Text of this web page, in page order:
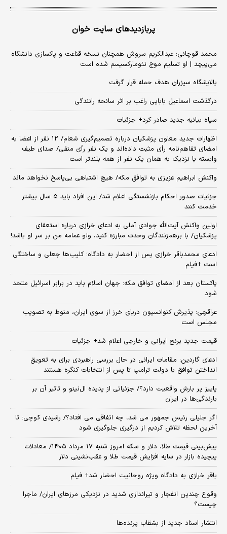
پربازدیدهای سایت خوان
محمد قوچانی: عبدالکریم سروش همچنان نسخه قناعت و پاکسازی دانشگاه
می‌پیچد | او تسلیم موج نئومارکسیسم شده است
پالایشگاه سیزران هدف حمله قرار گرفت
درگذشت اسماعیل بابایی راغب بر اثر سانحه رانندگی
سپاه بیانیه جدید صادر کرد+ جزئیات
اظهارات جدید معاون پزشکیان درباره تصمیم‌گیری شعام/ ۱۲ نفر از اعضا به
امضای تفاهم‌نامه رأی مثبت داده‌اند و یک نفر رأی منفی/ صدای طیف
وابسته یا نزدیک به همان یک نفر از همه بلندتر است
واکنش ابراهیم عزیزی به توافق مکه/ هیچ اشتباهی بی‌پاسخ نخواهد ماند
جزئیات صدور احکام بازنشستگی اعلام شد/ این افراد باید ۵ سال بیشتر
خدمت کنند
اولین واکنش آیت‌الله جوادی آملی به ادعای خرازی درباره استعفای
پزشکیان/ با برهم‌زنندگان وحدت مبارزه کنید، ولو عمامه من بر سر او باشد!
ادعای محمدباقر خرازی پس از احضار به دادگاه؛ کلیپ‌ها جعلی و ساختگی
است +فیلم
پاکستان بعد از امضای توافق مکه: جهان اسلام باید در برابر اسرائیل متحد
شود
عراقچی: پذیرش کنوانسیون دریای خرز از سوی ایران، منوط به تصویب
مجلس است
قیمت جدید برنج ایرانی و خارجی اعلام شد+ جزئیات
ادعای گاردین: مقامات ایرانی در حال بررسی راهبردی برای به تعویق
انداختن توافق با دولت ترامپ تا پس از انتخابات کنگره هستند
پاییز پر بارش واقعیت دارد؟/ جزئیاتی از پدیده ال‌نینو و تاثیر آن بر
بارندگی‌ها در ایران
اگر جلیلی رئیس جمهور می شد، چه اتفاقی می افتاد؟/ رشیدی کوچی: تا
آخرین لحظه تلاش کردیم از درگیری جلوگیری شود
پیش‌بینی قیمت طلا، دلار و سکه امروز شنبه ۱۷ مرداد ۱۴۰۵/ معادلات
پیچیده بازار در سایه افزایش قیمت طلا و عقب‌نشینی دلار
باقر خرازی به دادگاه ویژه روحانیت احضار شد+ فیلم
وقوع چندین انفجار و تیراندازی شدید در نزدیکی مرز‌های ایران/ ماجرا
چیست؟
انتشار اسناد جدید از بشقاب پرنده‌ها